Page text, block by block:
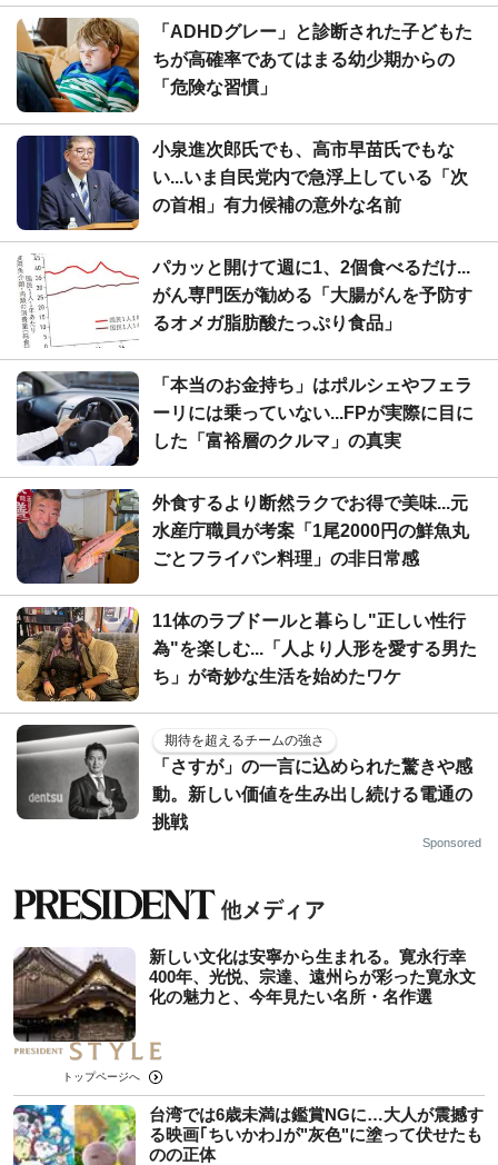
「ADHDグレー」と診断された子どもた
ちが高確率であてはまる幼少期からの
「危険な習慣」
小泉進次郎氏でも、高市早苗氏でもな
い...いま自民党内で急浮上している「次
の首相」有力候補の意外な名前
パカッと開けて週に1、2個食べるだけ...
がん専門医が勧める「大腸がんを予防す
るオメガ脂肪酸たっぷり食品」
「本当のお金持ち」はポルシェやフェラ
ーリには乗っていない...FPが実際に目に
した「富裕層のクルマ」の真実
外食するより断然ラクでお得で美味...元
水産庁職員が考案「1尾2000円の鮮魚丸
ごとフライパン料理」の非日常感
11体のラブドールと暮らし"正しい性行
為"を楽しむ...「人より人形を愛する男た
ち」が奇妙な生活を始めたワケ
期待を超えるチームの強さ
「さすが」の一言に込められた驚きや感
動。新しい価値を生み出し続ける電通の
挑戦
Sponsored
新しい文化は安寧から生まれる。寛永行幸
400年、光悦、宗達、遠州らが彩った寛永文
化の魅力と、今年見たい名所・名作選
トップページへ
台湾では6歳未満は鑑賞NGに…大人が震撼す
る映画｢ちいかわ｣が"灰色"に塗って伏せたも
のの正体